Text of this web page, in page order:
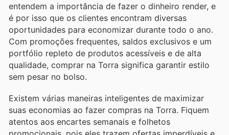
entendem a importância de fazer o dinheiro render, e
é por isso que os clientes encontram diversas
oportunidades para economizar durante todo o ano.
Com promoções frequentes, saldos exclusivos e um
portfólio repleto de produtos acessíveis e de alta
qualidade, comprar na Torra significa garantir estilo
sem pesar no bolso.
Existem várias maneiras inteligentes de maximizar
suas economias ao fazer compras na Torra. Fiquem
atentos aos encartes semanais e folhetos